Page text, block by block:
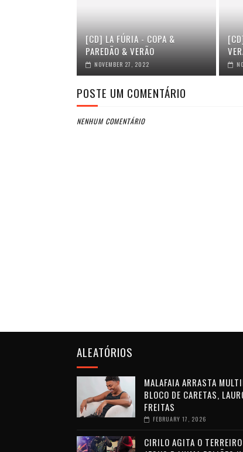
[CD] LA FÚRIA - COPA &
PAREDÃO & VERÃO
NOVEMBER 27, 2022
POSTE UM COMENTÁRIO
NENHUM COMENTÁRIO
ALEATÓRIOS
MALAFAIA ARRASTA
BLOCO DE CARETAS,
FREITAS
FEBRUARY 17, 2026
CIRILO AGITA O